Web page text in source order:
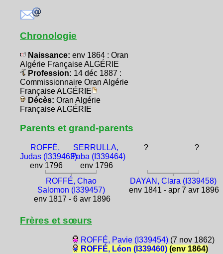
Chronologie
Naissance: env 1864 : Oran
Algérie Française ALGÉRIE
Profession: 14 déc 1887 :
Commissionnaire Oran Algérie
Française ALGÉRIE
Décès: Oran Algérie
Française ALGÉRIE
Parents et grand-parents
ROFFÉ,
Judas (I339463)
env 1796
SERRULLA,
Paba (I339464)
env 1796
? ?
ROFFÉ, Chao
Salomon (I339457)
env 1817 - 6 avr 1896
DAYAN, Clara (I339458)
env 1841 - apr 7 avr 1896
Frères et sœurs
ROFFÉ, Pavie (I339454)(7 nov 1862)
ROFFÉ, Léon (I339460)(env 1864)